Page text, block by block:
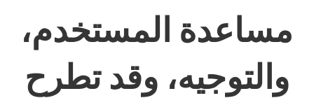
مساعدة المستخدم،
والتوجيه، وقد تطرح